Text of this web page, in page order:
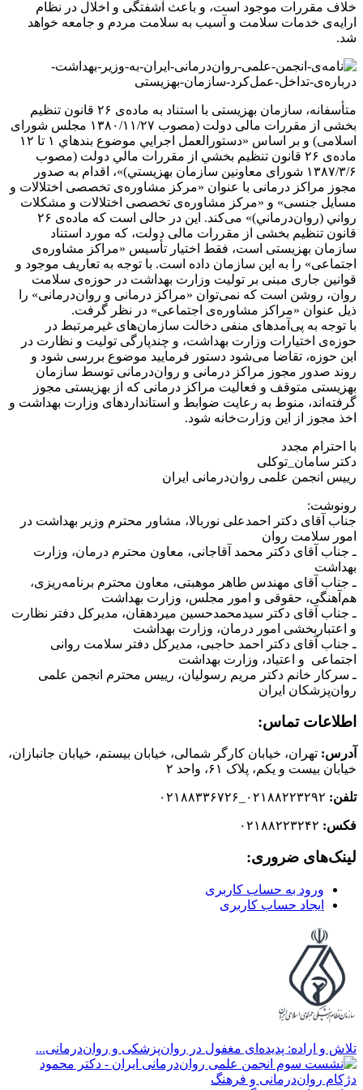
خلاف مقررات موجود است، و باعث آشفتگی و اخلال در نظام
ارایه‌ی خدمات سلامت و آسیب به سلامت مردم و جامعه خواهد
شد.
متأسفانه، سازمان بهزیستی با استناد به ماده‌ی ۲۶ قانون تنظیم
بخشی از مقررات مالی دولت (مصوب ۱۳۸۰/۱۱/۲۷ مجلس شورای
اسلامی) و بر اساس «دستورالعمل اجرايي موضوع بندهاي ۱ تا ۱۲
ماده‌ی ۲۶ قانون تنظيم بخشي از مقررات مالي دولت (مصوب
۱۳۸۷/۳/۶ شورای معاونین سازمان بهزيستي)»، اقدام به صدور
مجوز مراکز درمانی با عنوان «مركز مشاوره‌ی تخصصی اختلالات و
مسایل جنسی» و «مرکز مشاوره‌ی تخصصی اختلالات و مشكلات
رواني (روان‌درماني)» می‌کند. این در حالی است که ماده‌ی ۲۶
قانون تنظیم بخشی از مقررات مالی دولت، که مورد استناد
سازمان بهزیستی است، فقط اختیار تأسیس «مراکز مشاوره‌ی
اجتماعی» را به این سازمان داده است. با توجه به تعاریف موجود و
قوانین جاری مبنی بر تولیت وزارت بهداشت در حوزه‌ی سلامت
روان، روشن است که نمی‌توان «مراکز درمانی و روان‌درمانی» را
ذیل عنوان «مراکز مشاوره‌ی اجتماعی» در نظر گرفت.
با توجه به پی‌آمدهای منفی دخالت سازمان‌های غیرمرتبط در
حوزه‌ی اختیارات وزارت بهداشت، و چندپارگی تولیت و نظارت در
این حوزه، تقاضا می‌شود دستور فرمایید موضوع بررسی شود و
روند صدور مجوز مراکز درمانی و روان‌درمانی توسط سازمان
بهزیستی متوقف و فعالیت مراکز درمانی که از بهزیستی مجوز
گرفته‌اند، منوط به رعایت ضوابط و استانداردهای وزارت بهداشت و
اخذ مجوز از این وزارت‌خانه شود.
با احترام مجدد
دکتر سامان_توکلی
رییس انجمن علمی روان‌درمانی ایران
رونوشت:
جناب آقای دکتر احمدعلی نوربالا، مشاور محترم وزیر بهداشت در
امور سلامت روان
ـ جناب آقای دکتر محمد آقاجانی، معاون محترم درمان، وزارت
بهداشت
ـ جناب آقای مهندس طاهر موهبتی، معاون محترم برنامه‌ریزی،
هم‌آهنگی، حقوقی و امور مجلس، وزارت بهداشت
ـ جناب آقای دکتر سیدمحمدحسین میردهقان، مدیرکل دفتر نظارت
و اعتباربخشی امور درمان، وزارت بهداشت
ـ جناب آقای دکتر احمد حاجبی، مدیرکل دفتر سلامت روانی
اجتماعی و اعتیاد، وزارت بهداشت
ـ سرکار خانم دکتر مریم رسولیان، رییس محترم انجمن علمی
روان‌پزشکان ایران
اطلاعات تماس:
آدرس: تهران، خیابان کارگر شمالی، خیابان بیستم، خیابان جانبازان،
خیابان بیست و یکم، پلاک ۶۱، واحد ۲
تلفن:
فکس:
لینک‌های ضروری:
ورود به حساب کاربری
ایجاد حساب کاربری
تلاش و اراده: پدیده‌ای مغفول در روان‌پزشکی و روان‌درمانی...